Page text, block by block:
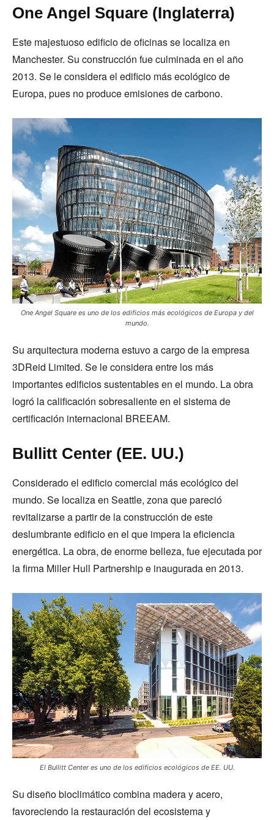
One Angel Square (Inglaterra)
Este majestuoso edificio de oficinas se localiza en
Manchester. Su construcción fue culminada en el año
2013. Se le considera el edificio más ecológico de
Europa, pues no produce emisiones de carbono.
One Angel Square es uno de los edificios más ecológicos de Europa y del
mundo.
Su arquitectura moderna estuvo a cargo de la empresa
3DReid Limited. Se le considera entre los más
importantes edificios sustentables en el mundo. La obra
logró la calificación sobresaliente en el sistema de
certificación internacional BREEAM.
Bullitt Center (EE. UU.)
Considerado el edificio comercial más ecológico del
mundo. Se localiza en Seattle, zona que pareció
revitalizarse a partir de la construcción de este
deslumbrante edificio en el que impera la eficiencia
energética. La obra, de enorme belleza, fue ejecutada por
la firma Miller Hull Partnership e inaugurada en 2013.
El Bullitt Center es uno de los edificios ecológicos de EE. UU.
Su diseño bioclimático combina madera y acero,
favoreciendo la restauración del ecosistema y